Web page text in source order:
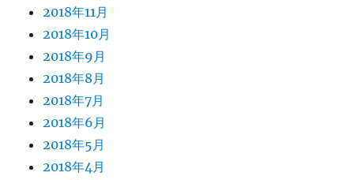
2018年11月
2018年10月
2018年9月
2018年8月
2018年7月
2018年6月
2018年5月
2018年4月